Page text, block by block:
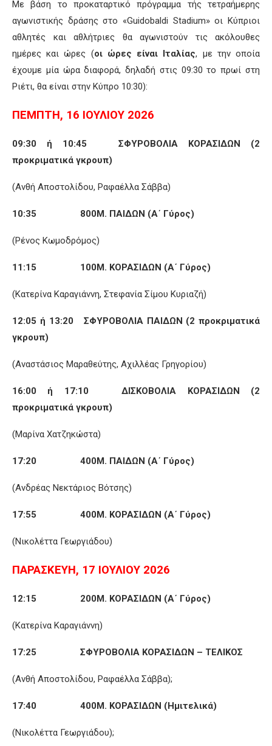
Με βάση το προκαταρτικό πρόγραμμα τής τετραήμερης
αγωνιστικής δράσης στο «Guidobaldi Stadium» οι Κύπριοι
αθλητές και αθλήτριες θα αγωνιστούν τις ακόλουθες
ημέρες και ώρες (οι ώρες είναι Ιταλίας, με την οποία
έχουμε μία ώρα διαφορά, δηλαδή στις 09:30 το πρωί στη
Ριέτι, θα είναι στην Κύπρο 10:30):
ΠΕΜΠΤΗ, 16 ΙΟΥΛΙΟΥ 2026
09:30 ή 10:45 ΣΦΥΡΟΒΟΛΙΑ ΚΟΡΑΣΙΔΩΝ (2
προκριματικά γκρουπ)
(Ανθή Αποστολίδου, Ραφαέλλα Σάββα)
10:35 800Μ. ΠΑΙΔΩΝ (Α΄ Γύρος)
(Ρένος Κωμοδρόμος)
11:15 100Μ. ΚΟΡΑΣΙΔΩΝ (Α΄ Γύρος)
(Κατερίνα Καραγιάννη, Στεφανία Σίμου Κυριαζή)
12:05 ή 13:20 ΣΦΥΡΟΒΟΛΙΑ ΠΑΙΔΩΝ (2 προκριματικά
γκρουπ)
(Αναστάσιος Μαραθεύτης, Αχιλλέας Γρηγορίου)
16:00 ή 17:10 ΔΙΣΚΟΒΟΛΙΑ ΚΟΡΑΣΙΔΩΝ (2
προκριματικά γκρουπ)
(Μαρίνα Χατζηκώστα)
17:20 400Μ. ΠΑΙΔΩΝ (Α΄ Γύρος)
(Ανδρέας Νεκτάριος Βότσης)
17:55 400Μ. ΚΟΡΑΣΙΔΩΝ (Α΄ Γύρος)
(Νικολέττα Γεωργιάδου)
ΠΑΡΑΣΚΕΥΗ, 17 ΙΟΥΛΙΟΥ 2026
12:15 200Μ. ΚΟΡΑΣΙΔΩΝ (Α΄ Γύρος)
(Κατερίνα Καραγιάννη)
17:25 ΣΦΥΡΟΒΟΛΙΑ ΚΟΡΑΣΙΔΩΝ – ΤΕΛΙΚΟΣ
(Ανθή Αποστολίδου, Ραφαέλλα Σάββα);
17:40 400Μ. ΚΟΡΑΣΙΔΩΝ (Ημιτελικά)
(Νικολέττα Γεωργιάδου);